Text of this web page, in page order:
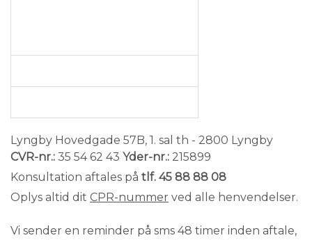
Lyngby Hovedgade 57B, 1. sal th - 2800 Lyngby
CVR-nr.: 35 54 62 43 Yder-nr.: 215899
Konsultation aftales på tlf. 45 88 88 08
Oplys altid dit CPR-nummer ved alle henvendelser.
Vi sender en reminder på sms 48 timer inden aftale,